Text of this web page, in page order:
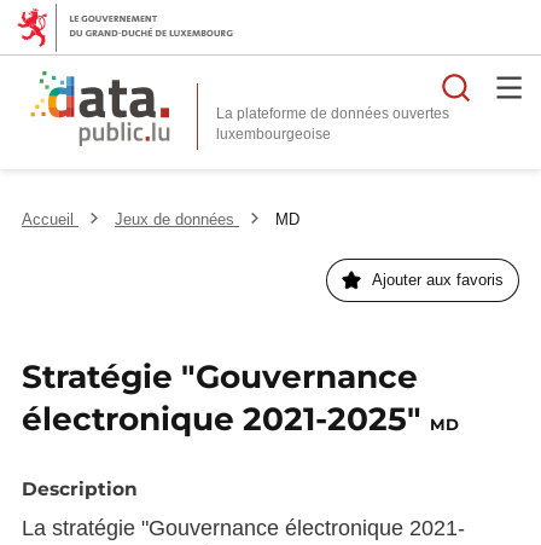
La plateforme de données ouvertes
Accueil Jeux de données MD
Ajouter aux favoris
Stratégie "Gouvernance
électronique 2021-2025" MD
Description
La stratégie "Gouvernance électronique 2021-